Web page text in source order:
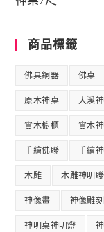
商品標籤
佛具銅器 佛桌
原木神桌 大溪
實木櫥櫃 實木
手繪佛聯 手繪
木雕 木雕神明聯
神像畫 神像雕刻
神明桌神明燈